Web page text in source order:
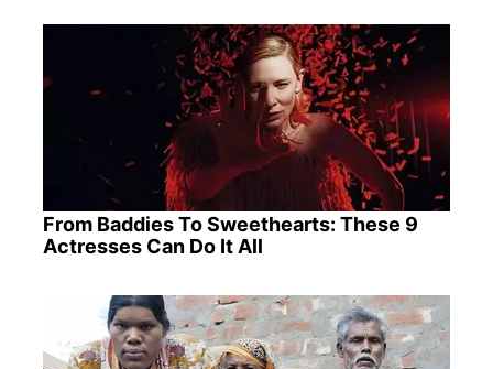
From Baddies To Sweethearts: These 9
Actresses Can Do It All